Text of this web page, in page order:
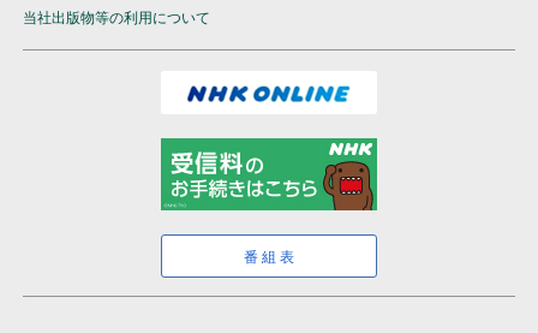
当社出版物等の利用について
番組表